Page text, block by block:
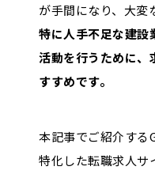
が手間になり、大変
特に人手不足な建設
活動を行うために、
すすめです。
本記事でご紹介する
特化した転職求人サ